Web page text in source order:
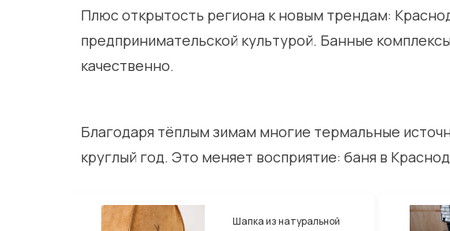
Плюс открытость региона к новым трендам:
предпринимательской культурой. Банные
качественно.
Благодаря тёплым зимам многие термальные
круглый год. Это меняет восприятие: баня в
Шапка из натуральной